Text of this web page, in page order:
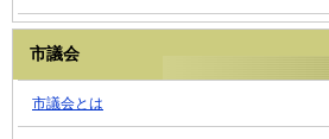
市議会
市議会とは